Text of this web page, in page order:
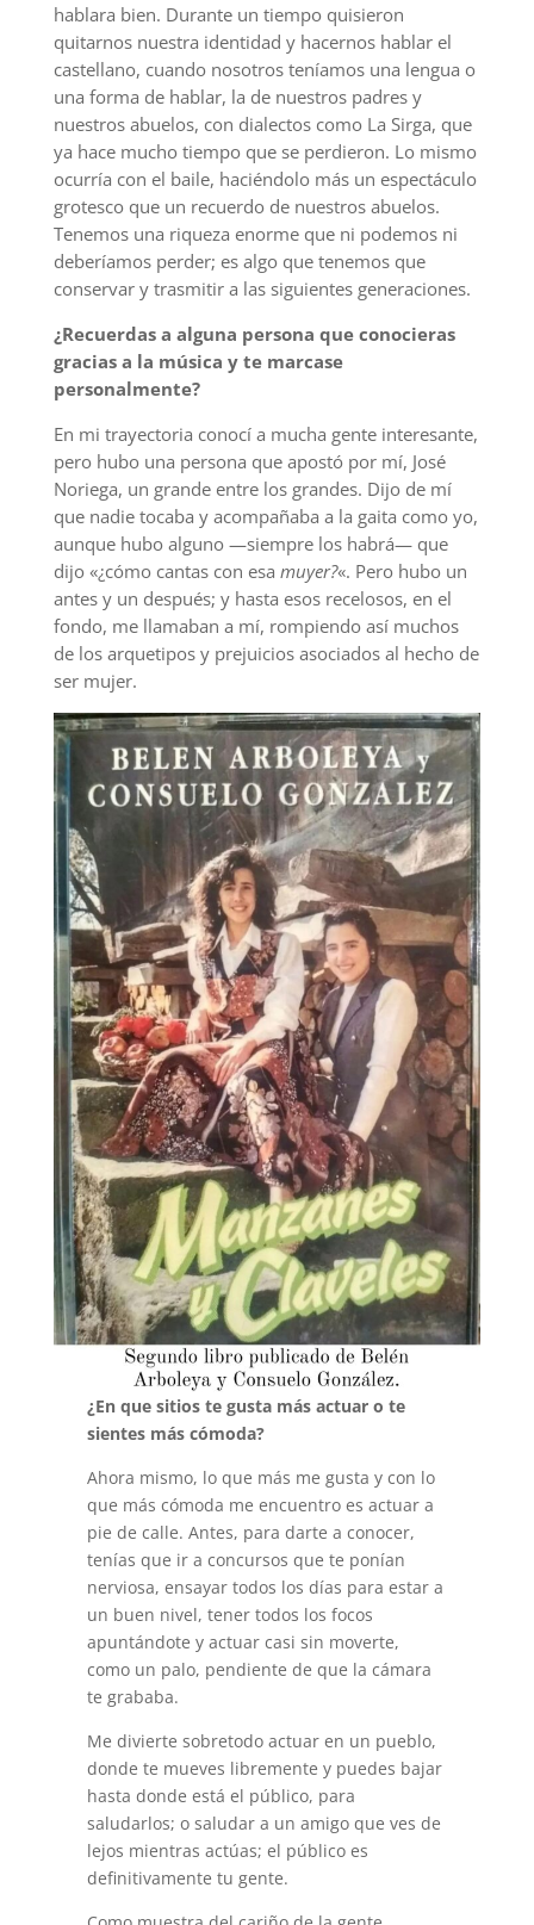
hablara bien. Durante un tiempo quisieron
quitarnos nuestra identidad y hacernos hablar el
castellano, cuando nosotros teníamos una lengua o
una forma de hablar, la de nuestros padres y
nuestros abuelos, con dialectos como La Sirga, que
ya hace mucho tiempo que se perdieron. Lo mismo
ocurría con el baile, haciéndolo más un espectáculo
grotesco que un recuerdo de nuestros abuelos.
Tenemos una riqueza enorme que ni podemos ni
deberíamos perder; es algo que tenemos que
conservar y trasmitir a las siguientes generaciones.
¿Recuerdas a alguna persona que conocieras
gracias a la música y te marcase
personalmente?
En mi trayectoria conocí a mucha gente interesante,
pero hubo una persona que apostó por mí, José
Noriega, un grande entre los grandes. Dijo de mí
que nadie tocaba y acompañaba a la gaita como yo,
aunque hubo alguno —siempre los habrá— que
dijo «¿cómo cantas con esa muyer?«. Pero hubo un
antes y un después; y hasta esos recelosos, en el
fondo, me llamaban a mí, rompiendo así muchos
de los arquetipos y prejuicios asociados al hecho de
ser mujer.
¿En que sitios te gusta más actuar o te
sientes más cómoda?
Ahora mismo, lo que más me gusta y con lo
que más cómoda me encuentro es actuar a
pie de calle. Antes, para darte a conocer,
tenías que ir a concursos que te ponían
nerviosa, ensayar todos los días para estar a
un buen nivel, tener todos los focos
apuntándote y actuar casi sin moverte,
como un palo, pendiente de que la cámara
te grababa.
Me divierte sobretodo actuar en un pueblo,
donde te mueves libremente y puedes bajar
hasta donde está el público, para
saludarlos; o saludar a un amigo que ves de
lejos mientras actúas; el público es
definitivamente tu gente.